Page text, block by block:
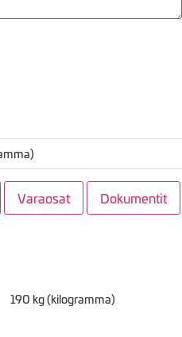
Varaosat Dokumentit
190 kg (kilogramma)